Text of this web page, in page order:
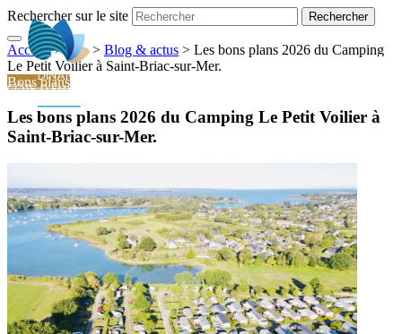
Rechercher sur le site
Accueil> ... >> Blog & actus > Les bons plans 2026 du Camping
Le Petit Voilier à Saint-Briac-sur-Mer.
Bons plans
Les bons plans 2026 du Camping Le Petit Voilier à
Saint-Briac-sur-Mer.